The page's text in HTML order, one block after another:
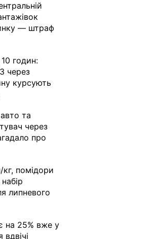
— штраф
годин:
через
курсують
та
через
про
помідори
липневого
на 25% вже у